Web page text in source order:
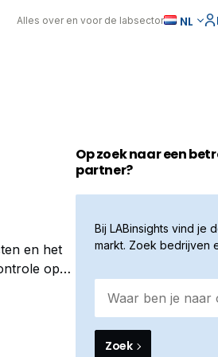
Alles over en voor de labsector NL
en het
op
Op zoek naar een
partner?
Bij LABinsights vind je
markt. Zoek bedrijven
Zoek